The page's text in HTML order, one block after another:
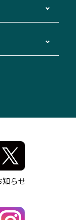
院直通バ
管内）
国際空港
セット
知らせ